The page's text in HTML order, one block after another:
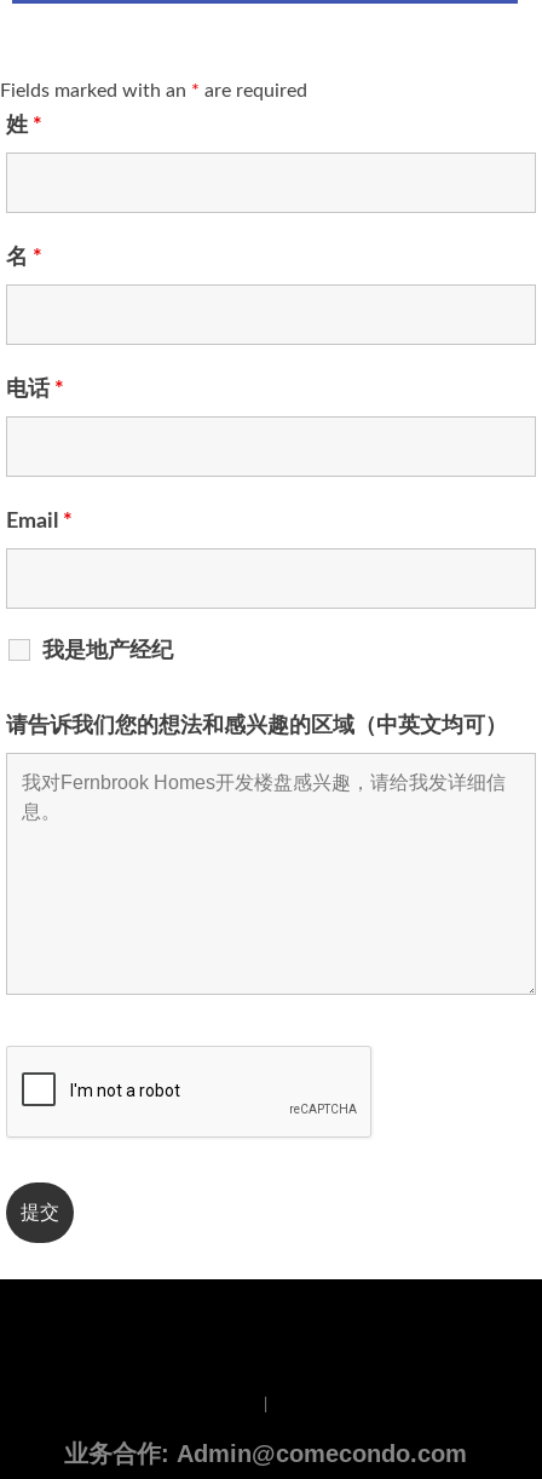
Fields marked with an * are required
姓 *
名 *
电话 *
Email *
我是地产经纪
请告诉我们您的想法和感兴趣的区域（中英文均可）
业务合作: Admin@comecondo.com